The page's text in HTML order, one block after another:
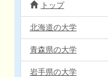
トップ
北海道の大学
青森県の大学
岩手県の大学